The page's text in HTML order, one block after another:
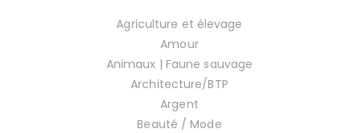
Agriculture et élevage
Amour
Animaux | Faune sauvage
Architecture/BTP
Argent
Beauté / Mode